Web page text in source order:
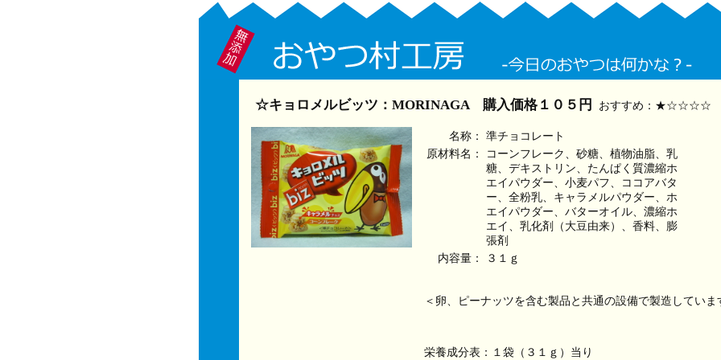
☆キョロメルビッツ：MORINAGA 購入価格１０５円 おすすめ：★☆☆☆☆
名称：
準チョコレート
原材料名：
コーンフレーク、砂糖、植物油脂、乳
糖、デキストリン、たんぱく質濃縮ホ
エイパウダー、小麦パフ、ココアバタ
ー、全粉乳、キャラメルパウダー、ホ
エイパウダー、バターオイル、濃縮ホ
エイ、乳化剤（大豆由来）、香料、膨
張剤
内容量：
３１ｇ
＜卵、ピーナッツを含む製品と共通の設備で製造していま
栄養成分表：１袋（３１ｇ）当り